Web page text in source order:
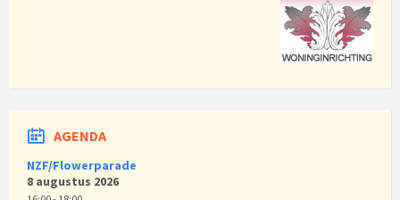
AGENDA
NZF/Flowerparade
8 augustus 2026